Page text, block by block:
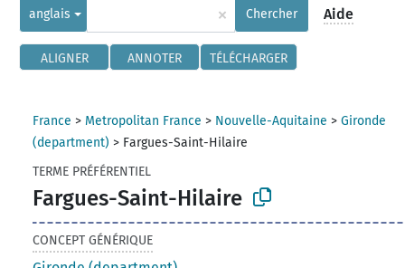
anglais × Chercher Aide
ALIGNER ANNOTER TÉLÉCHARGER
France > Metropolitan France > Nouvelle-Aquitaine >Gironde
(department) > Fargues-Saint-Hilaire
TERME PRÉFÉRENTIEL
Fargues-Saint-Hilaire
CONCEPT GÉNÉRIQUE